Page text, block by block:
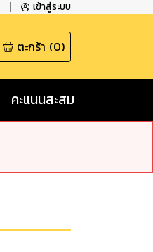
เข้าสู่ระบบ
ตะกร้า (0)
คะแนนสะสม